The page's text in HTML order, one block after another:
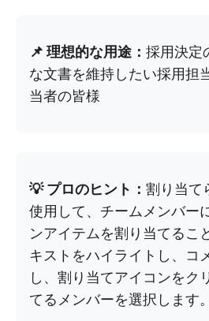
📌 理想的な用途： 採用決定
な文書を維持したい採用担
当者の皆様
💡 プロのヒント： 割り当て
使用して、チームメンバー
ンアイテムを割り当てるこ
キストをハイライトし、コ
し、割り当てアイコンをク
てるメンバーを選択します。